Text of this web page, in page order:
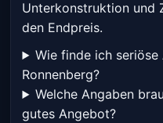
Unterkonstruktion und
den Endpreis.
Wie finde ich
Ronnenberg?
Welche Angaben
gutes Angebot?